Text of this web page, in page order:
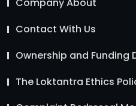
Contact With Us
Ownership and Funding
The Loktantra Ethics